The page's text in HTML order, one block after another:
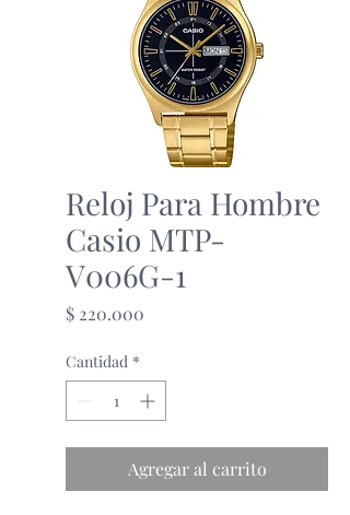
Reloj Para Hombre
Casio MTP-
V006G-1
$ 220.000
Cantidad *
Agregar al carrito